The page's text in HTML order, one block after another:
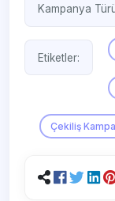
Kampanya
Etiketler:
Çekiliş